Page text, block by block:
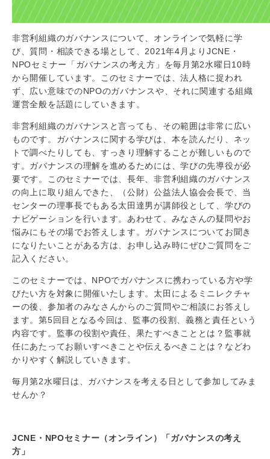
非営利組織のガバナンスについて、オンラインで気軽に学
び、質問・相談できる場として、2021年4月よりJCNE・
NPOセミナー「ガバナンスの考え方」を毎月第2水曜日10時
から開催しています。このセミナーでは、法人格に捉われ
ず、広い意味でのNPOのガバナンスや、それに関連する組織
運営全般を話題にしていきます。
非営利組織のガバナンスと言っても、その範囲は非常に広い
ものです。ガバナンスに関する学びは、本を読んだり、ネッ
トで調べたりしても、すっきり理解することが難しいもので
す。ガバナンスの理解を進めるためには、学びの先導役が必
要です。このセミナーでは、長年、非営利組織のガバナンス
の向上に取り組んできた、（公財）公益法人協会会長で、当
センターの理事長でもある太田達男が講師役として、学びの
ナビゲーションを行います。あわせて、みなさんの疑問やお
悩みにもその場でお答えします。ガバナンスについてお聞き
になりたいことがある方は、お申し込み時にぜひご質問をご
記入ください。
このセミナーでは、NPOでガバナンスに携わっている方や学
びたい方を対象に開催いたします。太田によるミニレクチャ
ーの後、参加者のみなさんからのご質問やご相談にお答えし
ます。第5回目となる今回は、監事の役割、義務と責任という
内容です。監事の役割や責任、果たすべきこととは？監事就
任にあたってお願いすべきことや伝えるべきことは？などわ
かりやすく解説していきます。
毎月第2水曜日は、ガバナンスを考える日として参加してみま
せんか？
JCNE・NPOセミナー（オンライン）「ガバナンスの考え
方」